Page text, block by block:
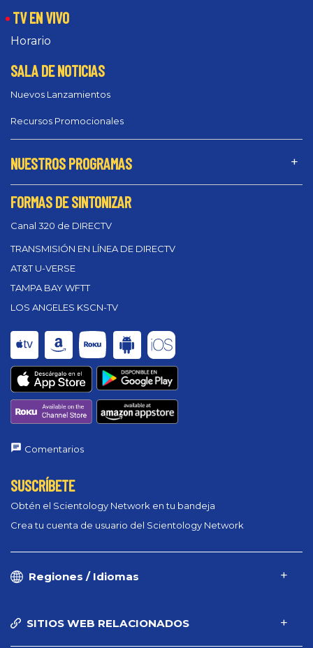
TV EN VIVO
Horario
SALA DE NOTICIAS
Nuevos Lanzamientos
Recursos Promocionales
NUESTROS PROGRAMAS
FORMAS DE SINTONIZAR
Canal 320 de DIRECTV
TRANSMISIÓN EN LÍNEA DE DIRECTV
AT&T U-VERSE
TAMPA BAY WFTT
LOS ANGELES KSCN-TV
Comentarios
SUSCRÍBETE
Obtén el Scientology Network en tu bandeja
Crea tu cuenta de usuario del Scientology Network
Regiones / Idiomas
SITIOS WEB RELACIONADOS